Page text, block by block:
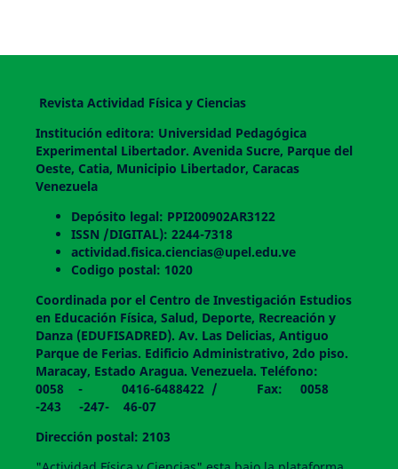
Revista Actividad Física y Ciencias
Institución editora: Universidad Pedagógica
Experimental Libertador. Avenida Sucre, Parque del
Oeste, Catia, Municipio Libertador, Caracas
Venezuela
Depósito legal: PPI200902AR3122
ISSN /DIGITAL): 2244-7318
actividad.fisica.ciencias@upel.edu.ve
Codigo postal: 1020
Coordinada por el Centro de Investigación Estudios
en Educación Física, Salud, Deporte, Recreación y
Danza (EDUFISADRED). Av. Las Delicias, Antiguo
Parque de Ferias. Edificio Administrativo, 2do piso.
Maracay, Estado Aragua. Venezuela. Teléfono:
0058 - 0416-6488422 / Fax: 0058
-243 -247- 46-07
Dirección postal: 2103